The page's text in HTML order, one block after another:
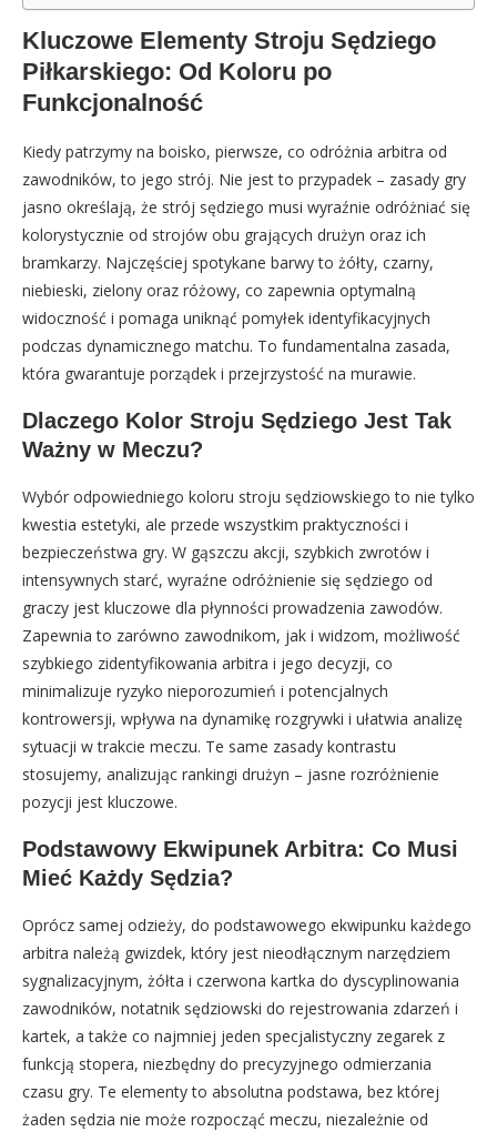
Kluczowe Elementy Stroju Sędziego
Piłkarskiego: Od Koloru po
Funkcjonalność
Kiedy patrzymy na boisko, pierwsze, co odróżnia arbitra od
zawodników, to jego strój. Nie jest to przypadek – zasady gry
jasno określają, że strój sędziego musi wyraźnie odróżniać się
kolorystycznie od strojów obu grających drużyn oraz ich
bramkarzy. Najczęściej spotykane barwy to żółty, czarny,
niebieski, zielony oraz różowy, co zapewnia optymalną
widoczność i pomaga uniknąć pomyłek identyfikacyjnych
podczas dynamicznego matchu. To fundamentalna zasada,
która gwarantuje porządek i przejrzystość na murawie.
Dlaczego Kolor Stroju Sędziego Jest Tak
Ważny w Meczu?
Wybór odpowiedniego koloru stroju sędziowskiego to nie tylko
kwestia estetyki, ale przede wszystkim praktyczności i
bezpieczeństwa gry. W gąszczu akcji, szybkich zwrotów i
intensywnych starć, wyraźne odróżnienie się sędziego od
graczy jest kluczowe dla płynności prowadzenia zawodów.
Zapewnia to zarówno zawodnikom, jak i widzom, możliwość
szybkiego zidentyfikowania arbitra i jego decyzji, co
minimalizuje ryzyko nieporozumień i potencjalnych
kontrowersji, wpływa na dynamikę rozgrywki i ułatwia analizę
sytuacji w trakcie meczu. Te same zasady kontrastu
stosujemy, analizując rankingi drużyn – jasne rozróżnienie
pozycji jest kluczowe.
Podstawowy Ekwipunek Arbitra: Co Musi
Mieć Każdy Sędzia?
Oprócz samej odzieży, do podstawowego ekwipunku każdego
arbitra należą gwizdek, który jest nieodłącznym narzędziem
sygnalizacyjnym, żółta i czerwona kartka do dyscyplinowania
zawodników, notatnik sędziowski do rejestrowania zdarzeń i
kartek, a także co najmniej jeden specjalistyczny zegarek z
funkcją stopera, niezbędny do precyzyjnego odmierzania
czasu gry. Te elementy to absolutna podstawa, bez której
żaden sędzia nie może rozpocząć meczu, niezależnie od